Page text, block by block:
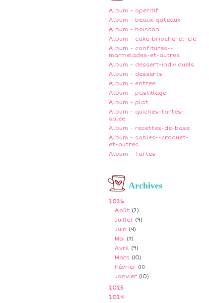
Album - aperitif
Album - beaux-gateaux
Album - boisson
Album - cake-brioche-et-cie
Album - confitures--
marmelades-et-autres
Album - dessert-individuels
Album - desserts
Album - entree
Album - pastillage
Album - plat
Album - quiches-tartes-
salee
Album - recettes-de-base
Album - sables--croquet-
et-autres
Album - Tartes
Archives
2026
Août (2)
Juillet (9)
Juin (4)
Mai (7)
Avril (9)
Mars (10)
Février (11)
Janvier (10)
2025
2024